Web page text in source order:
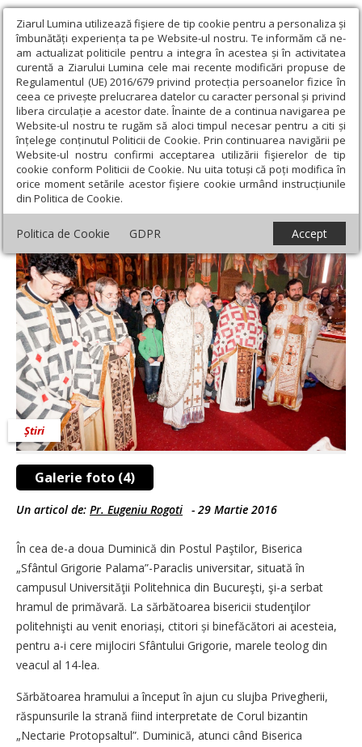
Ziarul Lumina utilizează fişiere de tip cookie pentru a personaliza și
îmbunătăți experiența ta pe Website-ul nostru. Te informăm că ne-
am actualizat politicile pentru a integra în acestea și în activitatea
curentă a Ziarului Lumina cele mai recente modificări propuse de
Regulamentul (UE) 2016/679 privind protecția persoanelor fizice în
ceea ce privește prelucrarea datelor cu caracter personal și privind
libera circulație a acestor date. Înainte de a continua navigarea pe
Website-ul nostru te rugăm să aloci timpul necesar pentru a citi și
înțelege conținutul Politicii de Cookie. Prin continuarea navigării pe
Website-ul nostru confirmi acceptarea utilizării fişierelor de tip
cookie conform Politicii de Cookie. Nu uita totuși că poți modifica în
orice moment setările acestor fişiere cookie urmând instrucțiunile
din Politica de Cookie.
Politica de Cookie GDPR Accept
Ziarul Lumina › Actualitate religioasă › Știri › Hram la Biserica
„Sfântul Grigorie Palama” din Bucureşti
Hram la Biserica „Sfântul Grigorie Palama”
din Bucureşti
Galerie foto (4)
Știri
Un articol de: Pr. Eugeniu Rogoti - 29 Martie 2016
În cea de-a doua Duminică din Postul Paştilor, Biserica
„Sfântul Grigorie Palama”-Paraclis universitar, situată în
campusul Universităţii Politehnica din Bucureşti, şi-a serbat
hramul de primăvară. La sărbătoarea bisericii studenţilor
politehnişti au venit enoriași, ctitori și binefăcători ai acesteia,
pentru a-i cere mijlociri Sfântului Grigorie, marele teolog din
veacul al 14-lea.
Sărbătoarea hramului a început în ajun cu slujba Privegherii,
răspunsurile la strană fiind interpretate de Corul bizantin
„Nectarie Protopsaltul”. Duminică, atunci când Biserica